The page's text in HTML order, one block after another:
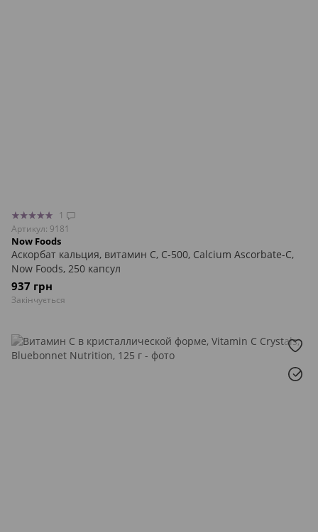
1
Артикул: 9181
Now Foods
Аскорбат кальция, витамин С, C-500, Calcium Ascorbate-C,
Now Foods, 250 капсул
937 грн
Закінчується